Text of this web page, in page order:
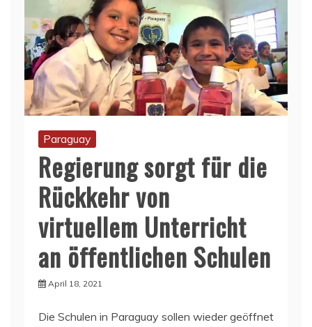
Paraguay
Regierung sorgt für die
Rückkehr von
virtuellem Unterricht
an öffentlichen Schulen
April 18, 2021
Die Schulen in Paraguay sollen wieder geöffnet